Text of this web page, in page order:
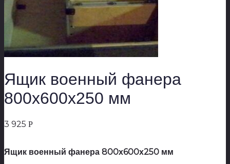
Ящик военный фанера
800х600х250 мм
3 925 Р
Ящик военный фанера 800х600х250 мм